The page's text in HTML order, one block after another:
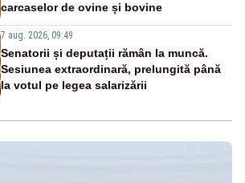
carcaselor de ovine și bovine
7 aug. 2026, 09:49
Senatorii și deputații rămân la muncă.
Sesiunea extraordinară, prelungită până
la votul pe legea salarizării